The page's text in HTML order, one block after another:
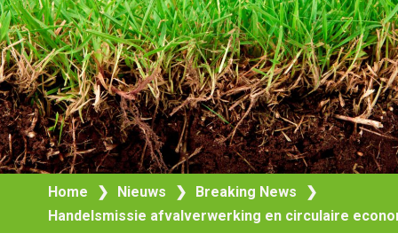
Home ❯ Nieuws ❯ Breaking News
❯
Handelsmissie afvalverwerking en circulaire